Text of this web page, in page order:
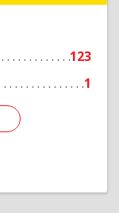
123
1